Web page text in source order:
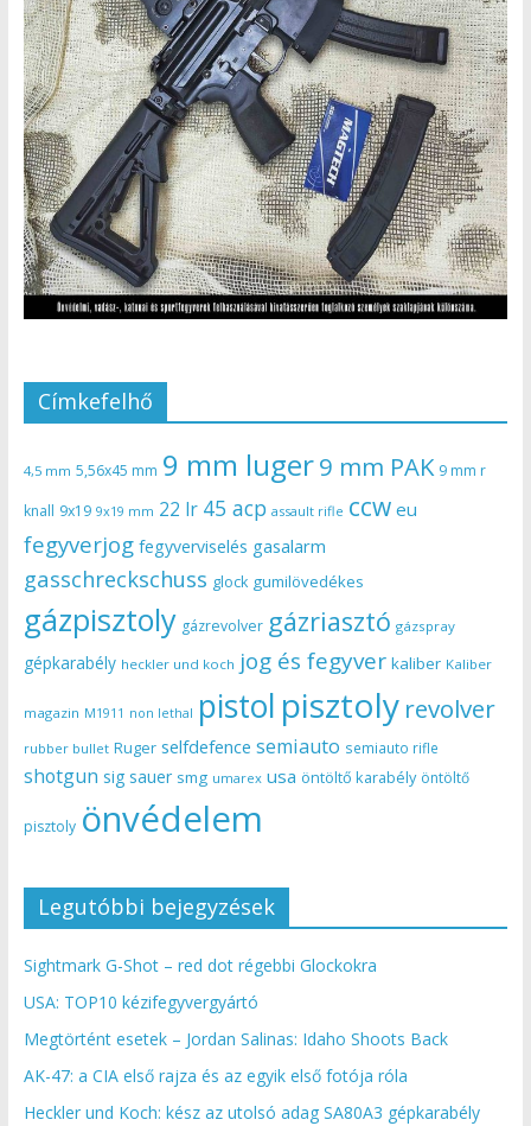
Címkefelhő
4,5 mm 5,56x45 mm 9 mm luger9 mm PAK 9 mm r
knall 9x19 9x19 mm 22 lr 45 acp assault rifle ccw eu
fegyverjog fegyverviselés gasalarm
gasschreckschuss glock gumilövedékes
gázpisztoly gázrevolver gázriasztó gázspray
gépkarabély heckler und koch jog és fegyver kaliber Kaliber
magazin M1911 non lethal pistol pisztoly revolver
rubber bullet Ruger selfdefence semiauto semiauto rifle
shotgun sig sauer smg umarex usa öntöltő karabély öntöltő
pisztoly önvédelem
Legutóbbi bejegyzések
Sightmark G-Shot – red dot régebbi Glockokra
USA: TOP10 kézifegyvergyártó
Megtörtént esetek – Jordan Salinas: Idaho Shoots Back
AK-47: a CIA első rajza és az egyik első fotója róla
Heckler und Koch: kész az utolsó adag SA80A3 gépkarabély